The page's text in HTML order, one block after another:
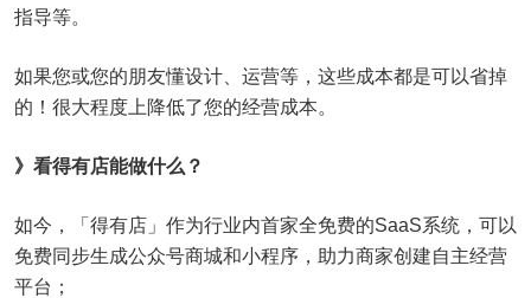
指导等。
如果您或您的朋友懂设计、运营等，这些成本都是可以省掉
的！很大程度上降低了您的经营成本。
》看得有店能做什么？
如今，「得有店」作为行业内首家全免费的SaaS系统，可以
免费同步生成公众号商城和小程序，助力商家创建自主经营
平台；